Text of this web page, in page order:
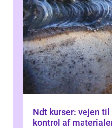
Ndt kurser: vejen
kontrol af